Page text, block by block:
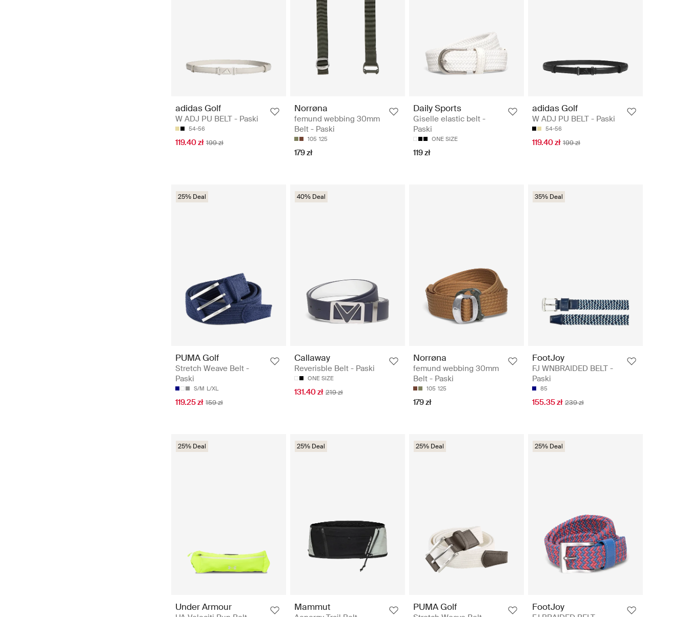
adidas Golf
W ADJ PU BELT - Paski
54-56
119.40 zł 199 zł
Norrøna
femund webbing 30mm
Belt - Paski
105 125
179 zł
Daily Sports
Giselle elastic belt -
Paski
ONE SIZE
119 zł
adidas Golf
W ADJ PU BELT - Paski
54-56
119.40 zł 199 zł
25% Deal
PUMA Golf
Stretch Weave Belt -
Paski
S/M L/XL
119.25 zł 159 zł
40% Deal
Callaway
Reverisble Belt - Paski
ONE SIZE
131.40 zł 219 zł
Norrøna
femund webbing 30mm
Belt - Paski
105 125
179 zł
35% Deal
FootJoy
FJ WNBRAIDED BELT -
Paski
85
155.35 zł 239 zł
25% Deal
Under Armour
25% Deal
Mammut
25% Deal
PUMA Golf
25% Deal
FootJoy